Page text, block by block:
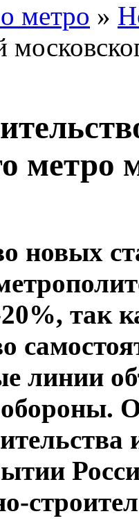
метро »
метро
новых
так
линии